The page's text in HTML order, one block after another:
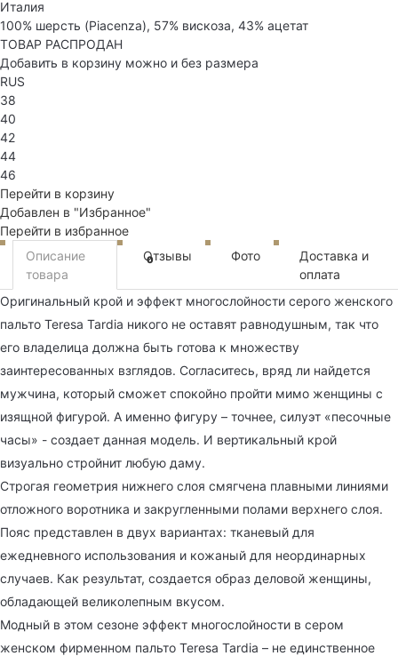
Италия
100% шерсть (Piacenza), 57% вискоза, 43% ацетат
ТОВАР РАСПРОДАН
Добавить в корзину можно и без размера
RUS
38
40
42
44
46
Перейти в корзину
Добавлен в "Избранное"
Перейти в избранное
Описание
товара
Отзывы
0 Фото
Доставка и
оплата
Оригинальный крой и эффект многослойности серого женского
пальто Teresa Tardia никого не оставят равнодушным, так что
его владелица должна быть готова к множеству
заинтересованных взглядов. Согласитесь, вряд ли найдется
мужчина, который сможет спокойно пройти мимо женщины с
изящной фигурой. А именно фигуру – точнее, силуэт «песочные
часы» - создает данная модель. И вертикальный крой
визуально стройнит любую даму.
Строгая геометрия нижнего слоя смягчена плавными линиями
отложного воротника и закругленными полами верхнего слоя.
Пояс представлен в двух вариантах: тканевый для
ежедневного использования и кожаный для неординарных
случаев. Как результат, создается образ деловой женщины,
обладающей великолепным вкусом.
Модный в этом сезоне эффект многослойности в сером
женском фирменном пальто Teresa Tardia – не единственное